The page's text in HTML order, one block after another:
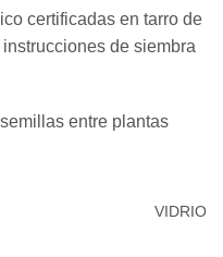
certificadas en tarro de
de siembra
entre plantas
VIDRIO